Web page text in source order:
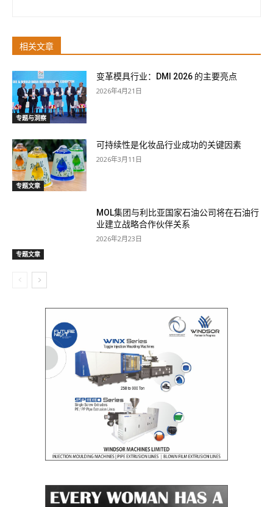
相关文章
专题与洞察
变革模具行业：DMI 2026 的主要亮点
2026年4月21日
专题文章
可持续性是化妆品行业成功的关键因素
2026年3月11日
专题文章
MOL集团与利比亚国家石油公司将在石油行
业建立战略合作伙伴关系
2026年2月23日